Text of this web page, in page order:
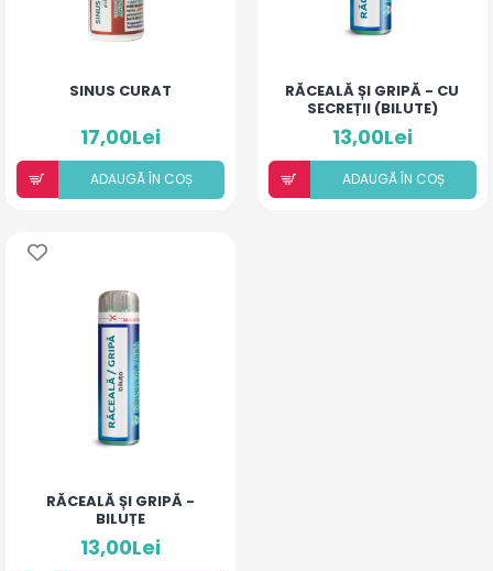
SINUS CURAT
17,00Lei
ADAUGÃ ÎN COȘ
RĂCEALĂ ȘI GRIPĂ - CU
SECREȚII (BILUTE)
13,00Lei
ADAUGÃ ÎN COȘ
RĂCEALĂ ȘI GRIPĂ -
BILUȚE
13,00Lei